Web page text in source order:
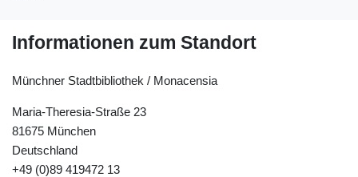
Informationen zum Standort
Münchner Stadtbibliothek / Monacensia
Maria-Theresia-Straße 23
81675 München
Deutschland
+49 (0)89 419472 13